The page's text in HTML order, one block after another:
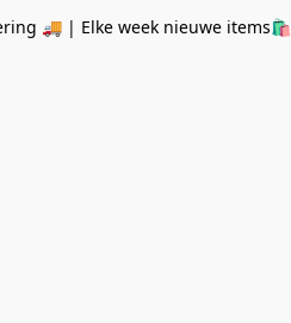
🚚 | Elke week nieuwe items🛍